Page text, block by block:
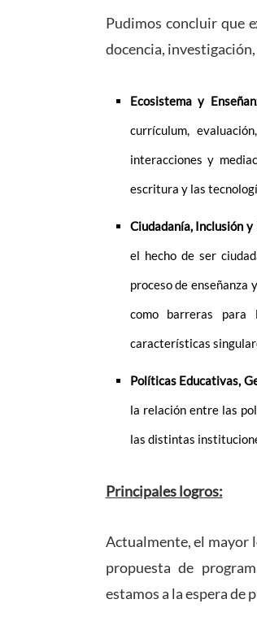
Pudimos concluir que
docencia,
Ecosistema y
currículum,
interacciones y
escritura y las
Ciudadanía, Inclusión
el hecho de ser
proceso de
como barreras para
características
Políticas Educativas,
la relación entre las
las distintas
Principales logros:
Actualmente, el mayor
propuesta de
estamos a la espera de